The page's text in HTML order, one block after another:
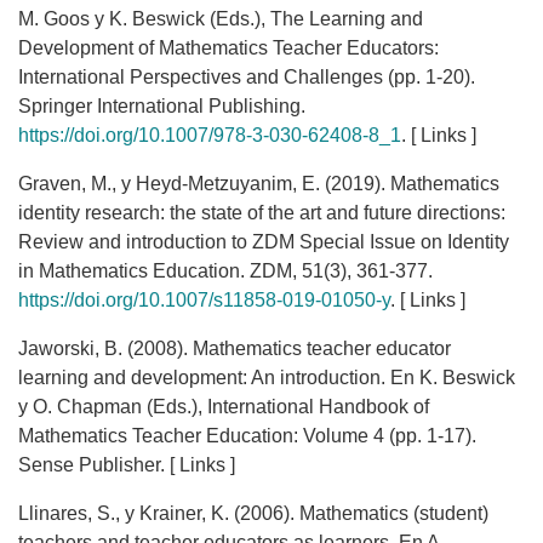
M. Goos y K. Beswick (Eds.), The Learning and
Development of Mathematics Teacher Educators:
International Perspectives and Challenges (pp. 1-20).
Springer International Publishing.
https://doi.org/10.1007/978-3-030-62408-8_1. [ Links ]
Graven, M., y Heyd-Metzuyanim, E. (2019). Mathematics
identity research: the state of the art and future directions:
Review and introduction to ZDM Special Issue on Identity
in Mathematics Education. ZDM, 51(3), 361-377.
https://doi.org/10.1007/s11858-019-01050-y. [ Links ]
Jaworski, B. (2008). Mathematics teacher educator
learning and development: An introduction. En K. Beswick
y O. Chapman (Eds.), International Handbook of
Mathematics Teacher Education: Volume 4 (pp. 1-17).
Sense Publisher. [ Links ]
Llinares, S., y Krainer, K. (2006). Mathematics (student)